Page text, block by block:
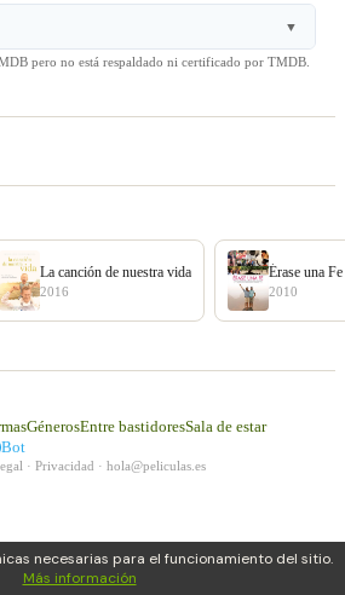
necesarias para el funcionamiento del sitio.
Más información
▼
pero no está respaldado ni certificado por TMDB.
La canción de nuestra vida
2016
Érase una Fe
2010
GénerosEntre bastidoresSala de estar
Bot
· Privacidad · hola@peliculas.es